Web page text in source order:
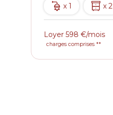
x 1 x 2
Loyer 598 €/mois
charges comprises **